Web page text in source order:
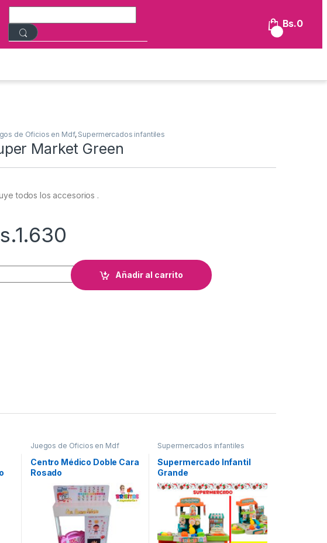
Bs.0
de Oficios en Mdf, Supermercados infantiles
Market Green
todos los accesorios .
1.630
Market Green cantidad
Añadir al carrito
Juegos de Oficios en Mdf
Centro Médico Doble Cara
Rosado
Supermercados infantiles
Supermercado Infantil
Grande